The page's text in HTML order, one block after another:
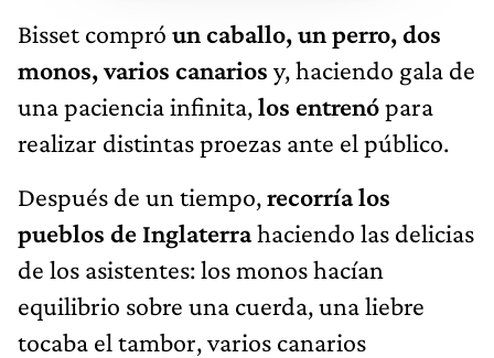
Bisset compró un caballo, un perro, dos
monos, varios canarios y, haciendo gala de
una paciencia infinita,los entrenópara
realizar distintas proezas ante el público.
Después de un tiempo,recorría los
pueblos de Inglaterrahaciendo las delicias
de los asistentes: los monos hacían
equilibrio sobre una cuerda, una liebre
tocaba el tambor, varios canarios